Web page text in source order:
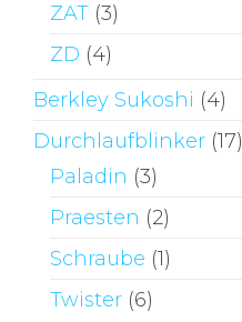
ZAT (3)
ZD (4)
Berkley Sukoshi (4)
Durchlaufblinker (17)
Paladin (3)
Praesten (2)
Schraube (1)
Twister (6)